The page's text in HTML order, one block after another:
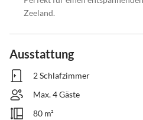
Zeeland.
Ausstattung
2 Schlafzimmer
Max. 4 Gäste
80 m²